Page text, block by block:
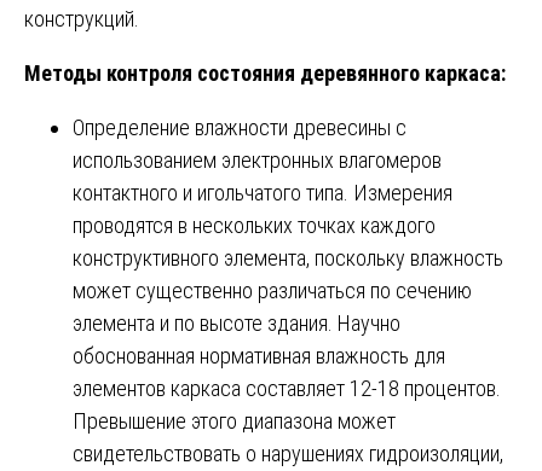
конструкций.
Методы контроля состояния деревянного каркаса:
Определение влажности древесины с
использованием электронных влагомеров
контактного и игольчатого типа. Измерения
проводятся в нескольких точках каждого
конструктивного элемента, поскольку влажность
может существенно различаться по сечению
элемента и по высоте здания. Научно
обоснованная нормативная влажность для
элементов каркаса составляет 12-18 процентов.
Превышение этого диапазона может
свидетельствовать о нарушениях гидроизоляции,